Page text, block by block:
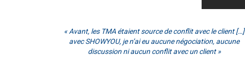
« Avant, les TMA étaient source de conflit avec le client […]
avec SHOWYOU, je n’ai eu aucune négociation, aucune
discussion ni aucun conflit avec un client »